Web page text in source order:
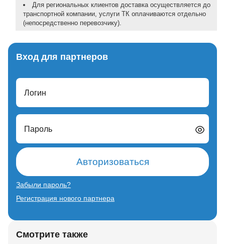
Для региональных клиентов доставка осуществляется до
транспортной компании, услуги ТК оплачиваются отдельно
(непосредственно перевозчику).
Вход для партнеров
Логин
Пароль
Авторизоваться
Забыли пароль?
Регистрация нового партнера
Смотрите также